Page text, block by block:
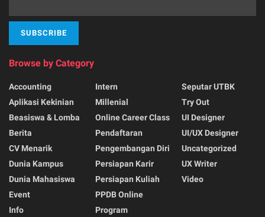
Browse by Category
Accounting
Aplikasi Kekinian
Beasiswa & Lomba
Berita
CV Menarik
Dunia Kampus
Dunia Mahasiswa
Event
Info
Intern
Millenial
Online Career Class
Pendaftaran
Pengembangan Diri
Persiapan Karir
Persiapan Kuliah
PPDB Online
Program
Seputar UTBK
Try Out
UI Designer
UI/UX Designer
Uncategorized
UX Writer
Video